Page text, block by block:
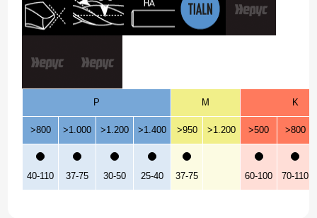
P M K
>800 >1.000 >1.200 >1.400 >950 >1.200 >500 >800
40-110 37-75 30-50 25-40 37-75 60-100 70-110